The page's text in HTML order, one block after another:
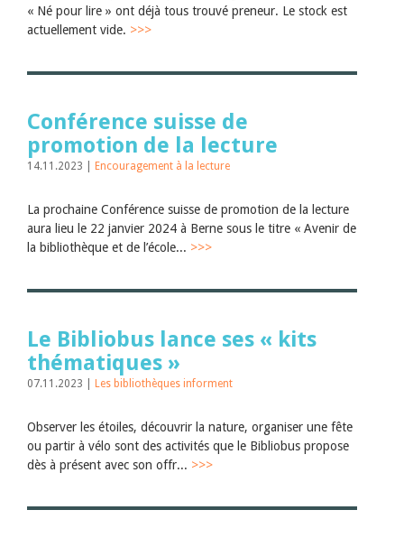
« Né pour lire » ont déjà tous trouvé preneur. Le stock est
actuellement vide. >>>
Conférence suisse de
promotion de la lecture
14.11.2023 | Encouragement à la lecture
La prochaine Conférence suisse de promotion de la lecture
aura lieu le 22 janvier 2024 à Berne sous le titre « Avenir de
la bibliothèque et de l’école... >>>
Le Bibliobus lance ses « kits
thématiques »
07.11.2023 | Les bibliothèques informent
Observer les étoiles, découvrir la nature, organiser une fête
ou partir à vélo sont des activités que le Bibliobus propose
dès à présent avec son offr... >>>